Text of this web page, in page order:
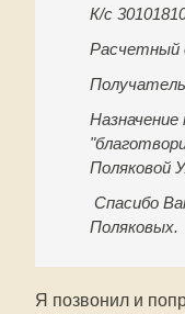
К/с
Расчетный
Поляковой
Спасибо
Поляковых.
Я позвонил и